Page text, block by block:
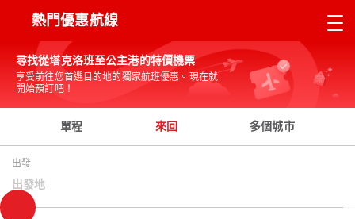
熱門優惠航線
尋找從塔克洛班至公主港的特價機票
享受前往您首選目的地的獨家航班優惠。現在就
開始預訂吧！
單程 來回 多個城市
出發
出發地